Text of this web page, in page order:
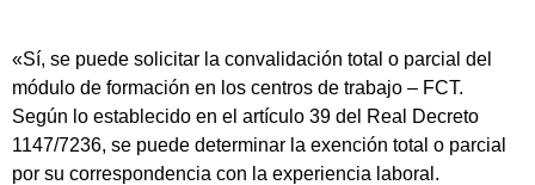
«Sí, se puede solicitar la convalidación total o parcial del
módulo de formación en los centros de trabajo – FCT.
Según lo establecido en el artículo 39 del Real Decreto
1147/7236, se puede determinar la exención total o parcial
por su correspondencia con la experiencia laboral.